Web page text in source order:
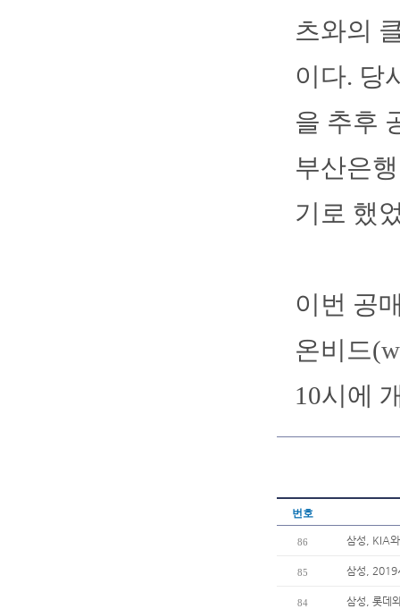
츠와의
이다. 당
을 추후
부산은
기로 했
이번 공
온비드(
10시에
번호
86 삼성, KIA
85 삼성, 2019
84 삼성, 롯데